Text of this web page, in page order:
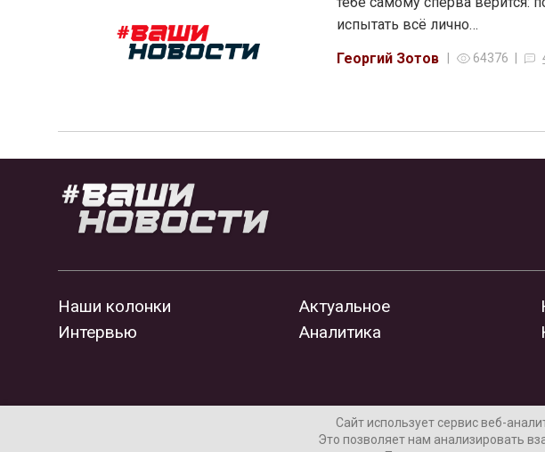
испытать всё лично…
Георгий Зотов
64376
Наши колонки
Интервью
Актуальное
Аналитика
Сайт использует сервис веб-
Это позволяет нам анализировать